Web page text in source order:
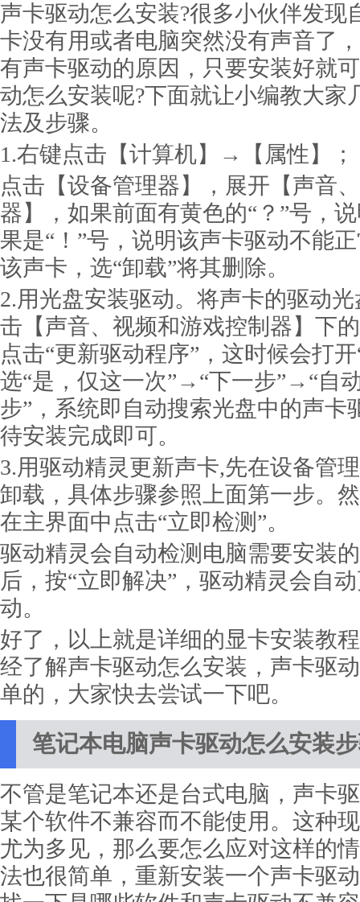
声卡驱动怎么安装?很多小伙伴发现
卡没有用或者电脑突然没有声音了
有声卡驱动的原因，只要安装好就
动怎么安装呢?下面就让小编教大家
法及步骤。
1.右键点击【计算机】→【属性】；
点击【设备管理器】，展开【声音
器】，如果前面有黄色的“？”号，
果是“！”号，说明该声卡驱动不能
该声卡，选“卸载”将其删除。
2.用光盘安装驱动。将声卡的驱动
击【声音、视频和游戏控制器】下
点击“更新驱动程序”，这时候会打
选“是，仅这一次”→“下一步”→“自
步”，系统即自动搜索光盘中的声卡
待安装完成即可。
3.用驱动精灵更新声卡,先在设备管
卸载，具体步骤参照上面第一步。
在主界面中点击“立即检测”。
驱动精灵会自动检测电脑需要安装
后，按“立即解决”，驱动精灵会自
动。
好了，以上就是详细的显卡安装教
经了解声卡驱动怎么安装，声卡驱
单的，大家快去尝试一下吧。
笔记本电脑声卡驱动怎么安装
不管是笔记本还是台式电脑，声卡
某个软件不兼容而不能使用。这种
尤为多见，那么要怎么应对这样的
法也很简单，重新安装一个声卡驱